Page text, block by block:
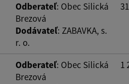
Odberateľ: Obec Silická
Brezová
Dodávateľ: ZABAVKA, s.
r. o.
Odberateľ: Obec Silická
Brezová
1